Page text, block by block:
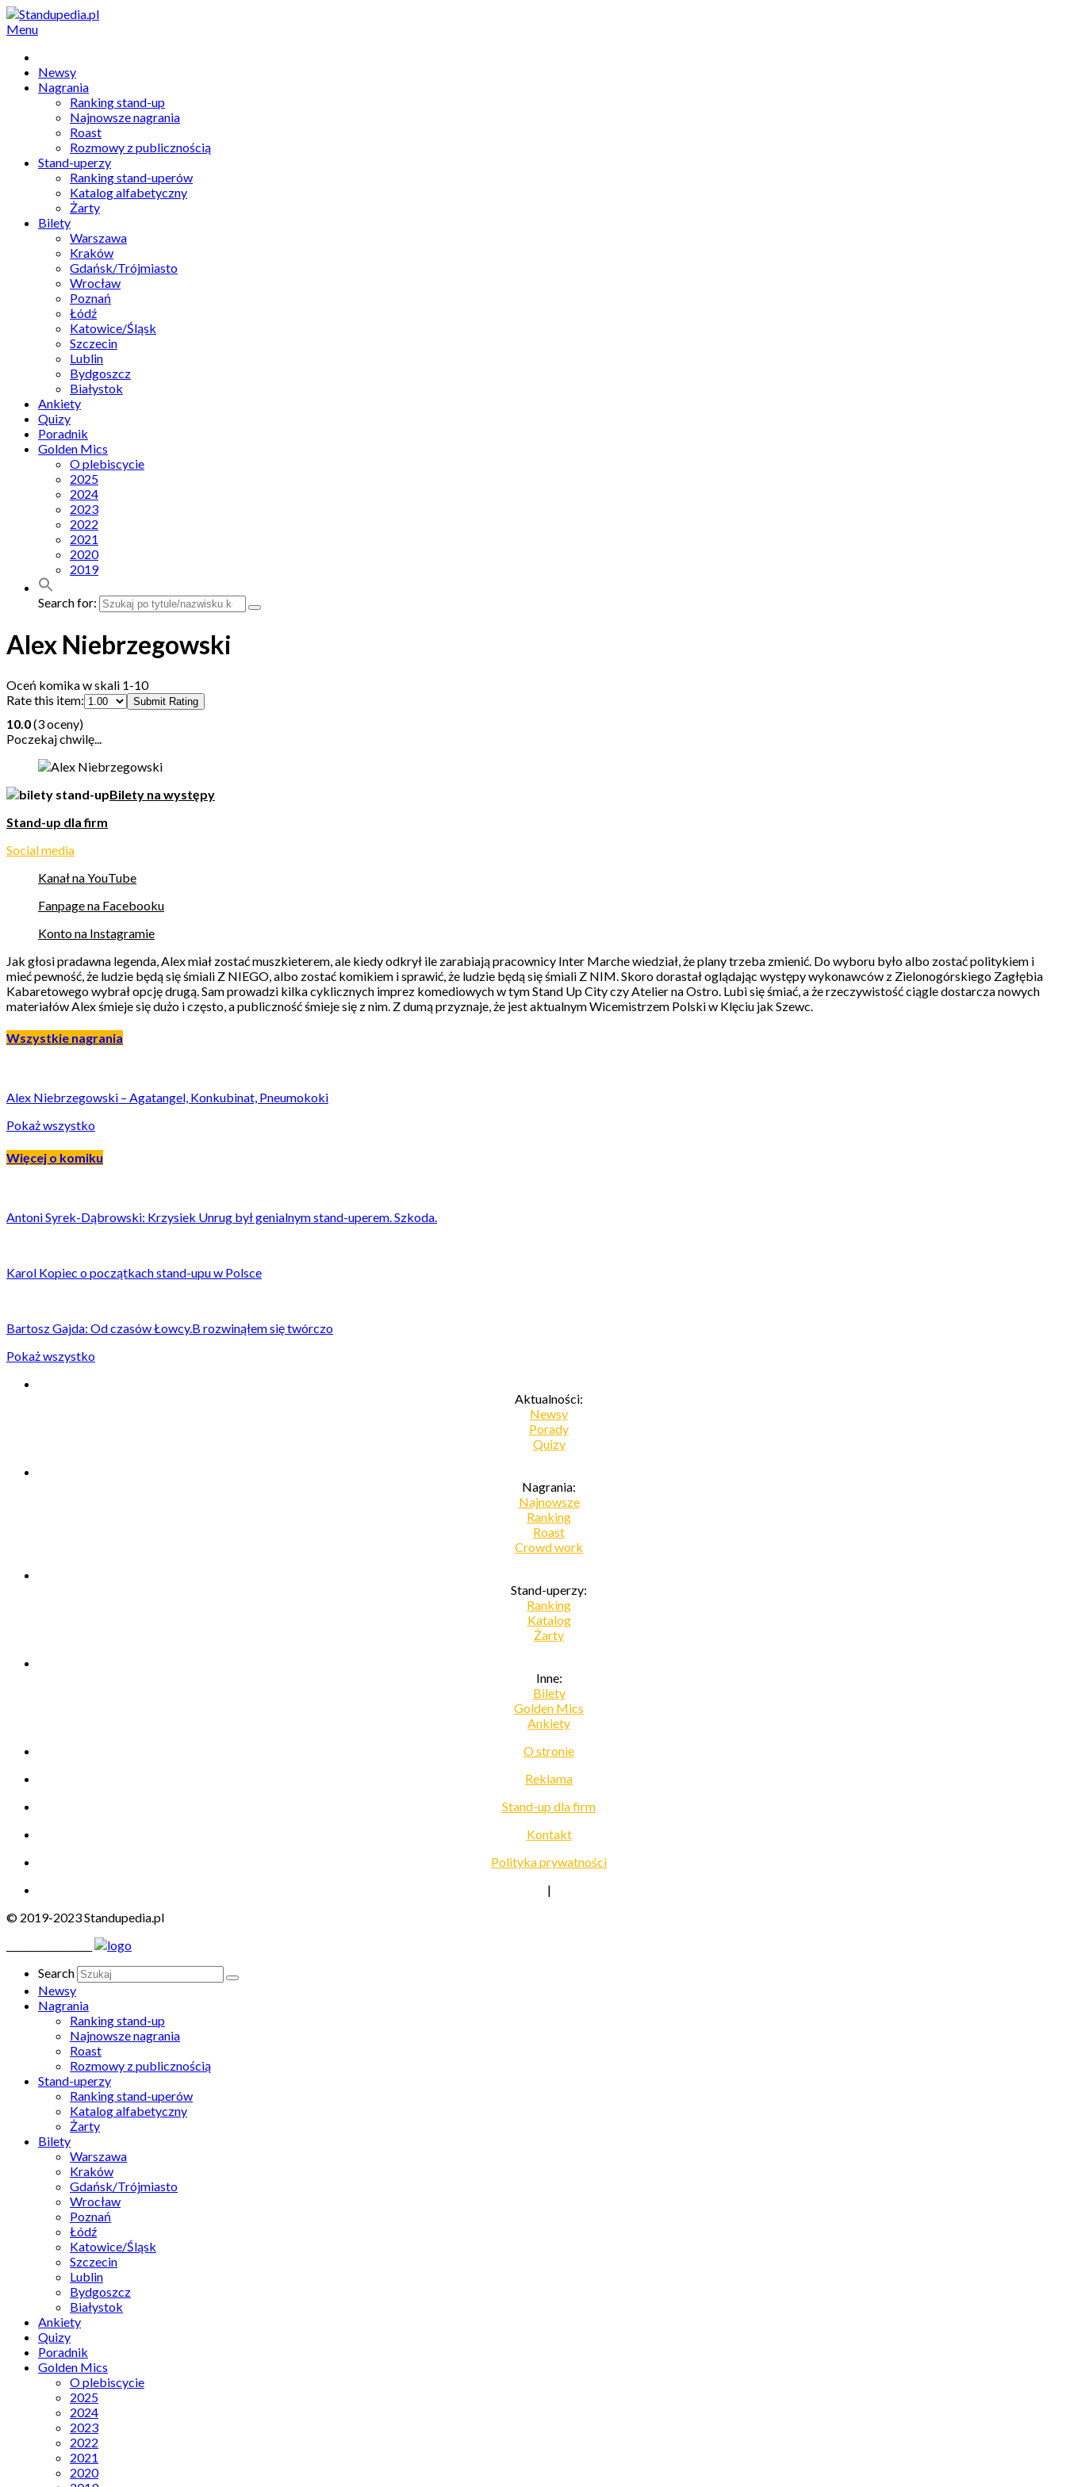
Menu
Newsy
Nagrania
Ranking stand-up
Najnowsze nagrania
Roast
Rozmowy z publicznością
Stand-uperzy
Ranking stand-uperów
Katalog alfabetyczny
Żarty
Bilety
Warszawa
Kraków
Gdańsk/Trójmiasto
Wrocław
Poznań
Łódź
Katowice/Śląsk
Szczecin
Lublin
Bydgoszcz
Białystok
Ankiety
Quizy
Poradnik
Golden Mics
O plebiscycie
2025
2024
2023
2022
2021
2020
2019
Search for:
Alex Niebrzegowski
Oceń komika w skali 1-10
Rate this item:
Submit Rating
10.0(3 oceny)
Poczekaj chwilę...
Bilety na występy
Stand-up dla firm
Social media
Kanał na YouTube
Fanpage na Facebooku
Konto na Instagramie
Jak głosi pradawna legenda, Alex miał zostać muszkieterem, ale kiedy odkrył ile zarabiają pracownicy Inter Marche wiedział, że plany trzeba zmienić. Do wyboru było albo zostać politykiem i
mieć pewność, że ludzie będą się śmiali Z NIEGO, albo zostać komikiem i sprawić, że ludzie będą się śmiali Z NIM. Skoro dorastał oglądając występy wykonawców z Zielonogórskiego Zagłębia
Kabaretowego wybrał opcję drugą. Sam prowadzi kilka cyklicznych imprez komediowych w tym Stand Up City czy Atelier na Ostro. Lubi się śmiać, a że rzeczywistość ciągle dostarcza nowych
materiałów Alex śmieje się dużo i często, a publiczność śmieje się z nim. Z dumą przyznaje, że jest aktualnym Wicemistrzem Polski w Klęciu jak Szewc.
Wszystkie nagrania
Alex Niebrzegowski – Agatangel, Konkubinat, Pneumokoki
Pokaż wszystko
Więcej o komiku
Antoni Syrek-Dąbrowski: Krzysiek Unrug był genialnym stand-uperem. Szkoda.
Karol Kopiec o początkach stand-upu w Polsce
Bartosz Gajda: Od czasów Łowcy.B rozwinąłem się twórczo
Pokaż wszystko
Aktualności:
Newsy
Porady
Quizy
Nagrania:
Najnowsze
Ranking
Roast
Crowd work
Stand-uperzy:
Ranking
Katalog
Żarty
Inne:
Bilety
Golden Mics
Ankiety
O stronie
Reklama
Stand-up dla firm
Kontakt
Polityka prywatności
|
© 2019-2023 Standupedia.pl
Search
Newsy
Nagrania
Ranking stand-up
Najnowsze nagrania
Roast
Rozmowy z publicznością
Stand-uperzy
Ranking stand-uperów
Katalog alfabetyczny
Żarty
Bilety
Warszawa
Kraków
Gdańsk/Trójmiasto
Wrocław
Poznań
Łódź
Katowice/Śląsk
Szczecin
Lublin
Bydgoszcz
Białystok
Ankiety
Quizy
Poradnik
Golden Mics
O plebiscycie
2025
2024
2023
2022
2021
2020